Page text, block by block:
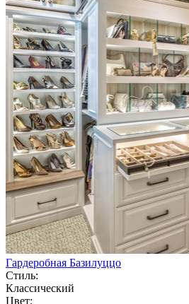
Гардеробная Базилуццо
Стиль:
Классический
Цвет: